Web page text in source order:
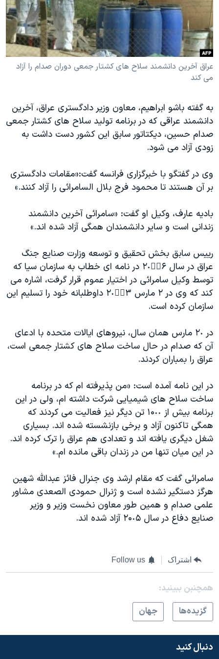
فرهنگ و زندگی
حقوق شهروندی
اقتصادی
علم و فناوری
اسرائیل در جنگ
آرشیو پخش زنده
مستندها
انتخابات ریاست جمهوری آمریکا ۲۰۲۴
حمله جمهوری اسلامی به اسرائیل
رمز مهسا
ورزش زنان در ایران
مجموعه مستندهای دادخواهی
تریبونال مردمی آبان ۹۸
دادگاه حمید نوری
چهل سال گروگان‌گیری
قانون شفافیت دارائی کادر رهبری ایران
اسرائیل در جنگ
همایش محافظه‌کاران آمریکا «سی‌پک»
صفحه‌های ویژه
سفر پرزیدنت ترامپ به چین
دنبال کنید
زبانهای مختلف
عراق آخرین دانشمند سلاح های کشتار جمعی دوران صدام را آزاد
می کند
به گفته باشو ابراهیم، معاون وزیر دادگستری عراق، آخرین
دانشمند عراقی که در برنامه تولید سلاح های کشتار جمعی
صدام حسین، دیکتاتور سابق این کشور دست داشت به
زودی آزاد می شود.
وی در گفتگو با خبرگزاری فرانسه گفت:«مقامات دادگستری
بر آن هستند تا محمود فرج بلال السامرائی را آزاد کنند.»
بادیه عارف، وکیل او گفت: «سامرائی آخرین دانشمند
زندانی است و سایر دانشمندان همگی آزاد شده اند.»
رییس سابق بخش تحقیق و توسعه وزارت صنایع جنگ
عراق در سال ٢٠٠۟۶ در نامه ای خطاب به سازمان سیا که
توسط وکیل سامرائی در اختیار عموم قرار گرفت، اشاره می
کند که وی در ٢ مارس ٢٠٠۟۳ داوطلبانه خود را تسلیم این
سازمان کرده است.
در ٢٠ مارس همان سال، نیروهای ایالات متحده با ادعای
آن که صدام در حال ساخت سلاح های کشتار جمعی است،
عراق را بمباران کردند.
در این نامه آمده است: «من پذیرفته ام که در برنامه
ساخت سلاح های شیمیایی شرکت داشته ام، ولی در این
برنامه بیش از ۱۰٠٠ تن دیگر نیز فعالیت می کردند که
همگی تاکنون آزاد و برخی بازنشسته شده اند. بسیاری
شغل دیگری یافته اند و تعدادی هم عراق را ترک کرده اند.
در این میان تنها من در زندان باقی مانده ام.»
سامرائی گفت که مقام ارشد وی جنرال فائز عبدالله شهین
هرگز دستگیر نشده است و ژنرال حمودی الصعدی مشاور
علمی صدام و همین طور معاون نخست وزیر و وزیر
صنایع دفاع در سال ٢۰٠۵ آزاد شده اند.
اشتراک Follow us
همچنبن ببینید:
گزيده‌ها
جهان
دنبال کنید